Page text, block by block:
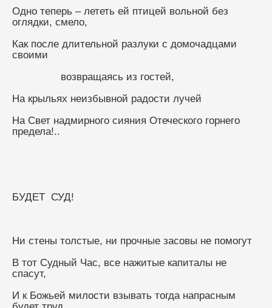
Одно теперь – лететь ей птицей вольной без
оглядки, смело,
Как после длительной разлуки с домочадцами
своими
                возвращаясь из гостей,
На крыльях неизбывной радости лучей
На Свет надмирного сияния Отеческого горнего
предела!..
БУДЕТ  СУД!
Ни стены толстые, ни прочные засовы не помогут
В тот Судный Час, все нажитые капиталы не
спасут,
И к Божьей милости взывать тогда напрасным